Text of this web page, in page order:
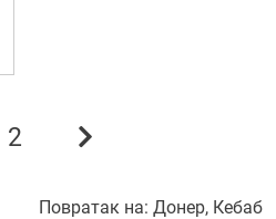
2
Повратак на: Донер, Кебаб